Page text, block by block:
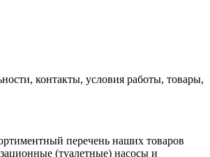
контакты, условия работы, товары,
перечень наших товаров
(туалетные) насосы и